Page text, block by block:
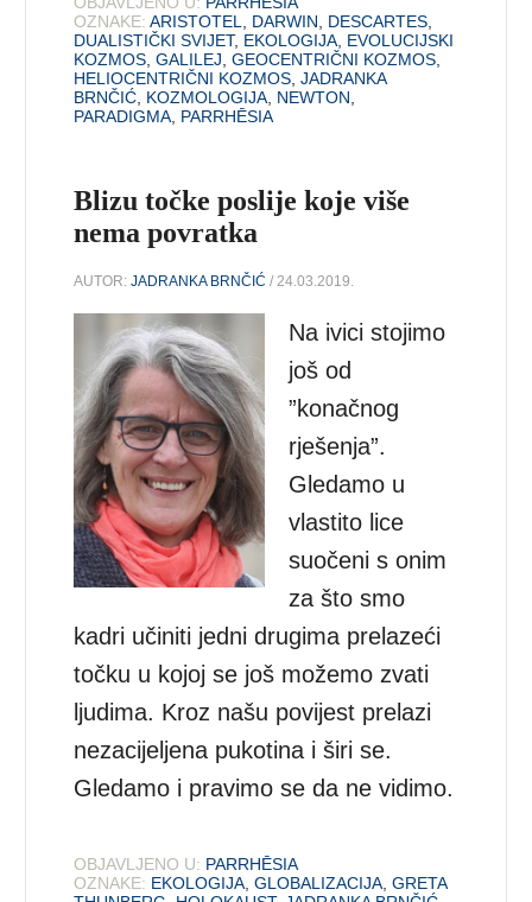
OZNAKE: ARISTOTEL, DARWIN, DESCARTES,
DUALISTIČKI SVIJET, EKOLOGIJA, EVOLUCIJSKI
KOZMOS,GALILEJ,GEOCENTRIČNI KOZMOS,
HELIOCENTRIČNI KOZMOS,JADRANKA
BRNČIĆ, KOZMOLOGIJA, NEWTON,
PARADIGMA, PARRHĒSIA
Blizu točke poslije koje više
nema povratka
AUTOR:JADRANKA BRNČIĆ / 24.03.2019.
Na ivici stojimo
još od
”konačnog
rješenja”.
Gledamo u
vlastito lice
suočeni s onim
za što smo
kadri učiniti jedni drugima prelazeći
točku u kojoj se još možemo zvati
ljudima. Kroz našu povijest prelazi
nezacijeljena pukotina i širi se.
Gledamo i pravimo se da ne vidimo.
OBJAVLJENO U: PARRHĒSIA
OZNAKE: EKOLOGIJA,GLOBALIZACIJA,GRETA